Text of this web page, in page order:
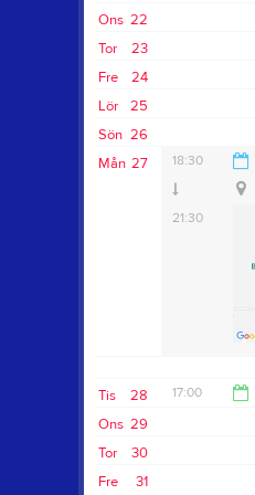
22
Ons
23
Tor
24
Fre
25
Lör
26
Sön
27
Mån 18:30
21:30
28
Tis 17:00
29
Ons
30
Tor
31
Fre